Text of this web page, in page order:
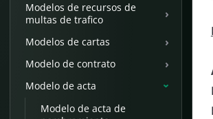
Modelos de recursos de
multas de trafico
›
Modelos de cartas ›
Modelo de contrato ›
Modelo de acta ›
Modelo de acta de